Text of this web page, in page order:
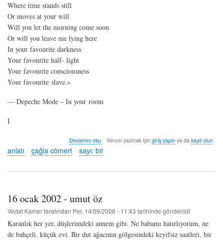
Where time stands still
Or moves at your will
Will you let the morning come soon
Or will you leave me lying here
In your favourite darkness
Your favourite half- light
Your favourite consciousness
Your favourite slave.»
— Depeche Mode – In your room
I
odalar
-
çağla
hakkında
Devamını oku Yorum yazmak için giriş yapınya da kayıt olun
anlatı çağla cömert sayı: bir
16 ocak 2002 - umut öz
Vedat Kamertarafından Per, 14/09/2006 - 11:43 tarihinde gönderildi
Karanlık her yer, düşlerimdeki annem gibi. Ne babamı hatırlıyorum, ne
de bahçeli, küçük evi. Bir dut ağacının gölgesindeki keyifsiz saatleri, bir